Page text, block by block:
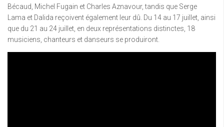
Bécaud, Michel Fugain et Charles Aznavour, tandis que Serge
Lama et Dalida reçoivent également leur dû. Du 14 au 17 juillet, ainsi
que du 21 au 24 juillet, en deux représentations distinctes, 18
musiciens, chanteurs et danseurs se produiront.